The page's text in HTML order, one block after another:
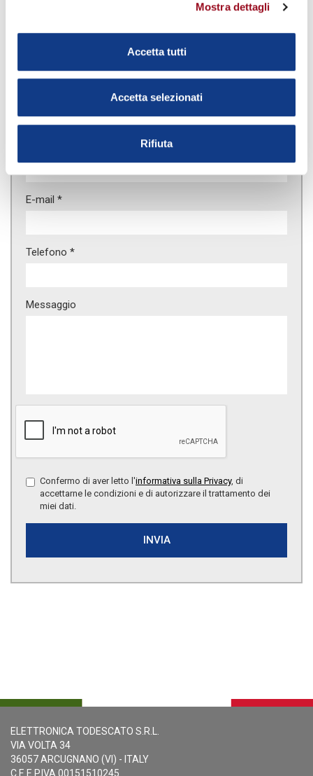
Mostra dettagli
Accetta tutti
Accetta selezionati
Rifiuta
E-mail *
Telefono *
Messaggio
Confermo di aver letto l'informativa sulla Privacy, di
accettarne le condizioni e di autorizzare il trattamento dei
miei dati.
INVIA
ELETTRONICA TODESCATO S.R.L.
VIA VOLTA 34
36057 ARCUGNANO (VI) - ITALY
C.F. E P.IVA 00151510245